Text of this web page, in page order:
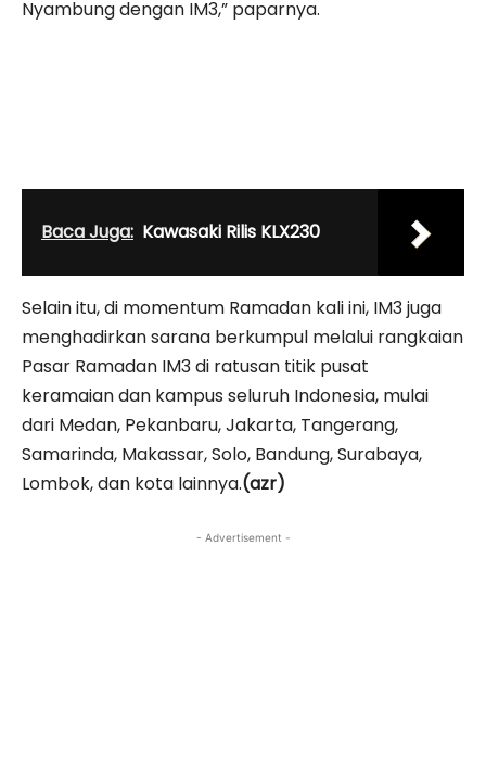
Nyambung dengan IM3,” paparnya.
Baca Juga: Kawasaki Rilis KLX230
Selain itu, di momentum Ramadan kali ini, IM3 juga
menghadirkan sarana berkumpul melalui rangkaian
Pasar Ramadan IM3 di ratusan titik pusat
keramaian dan kampus seluruh Indonesia, mulai
dari Medan, Pekanbaru, Jakarta, Tangerang,
Samarinda, Makassar, Solo, Bandung, Surabaya,
Lombok, dan kota lainnya.(azr)
- Advertisement -